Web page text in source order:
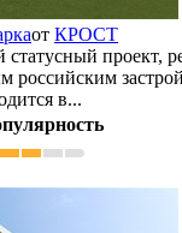
от КРОСТ
проект,
российским
в...